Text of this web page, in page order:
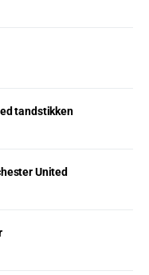
tandstikken
United